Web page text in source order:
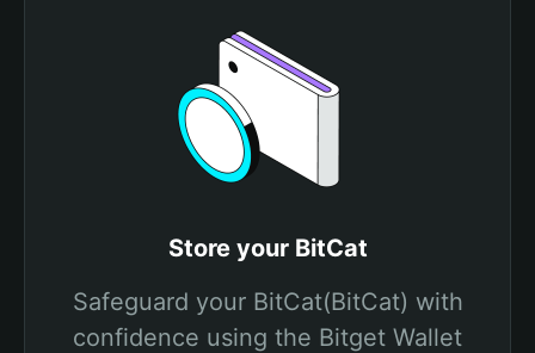
Store your BitCat
Safeguard your BitCat(BitCat) with
confidence using the Bitget Wallet